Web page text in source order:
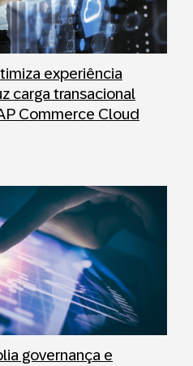
experiência
carga transacional
Commerce Cloud
governança e